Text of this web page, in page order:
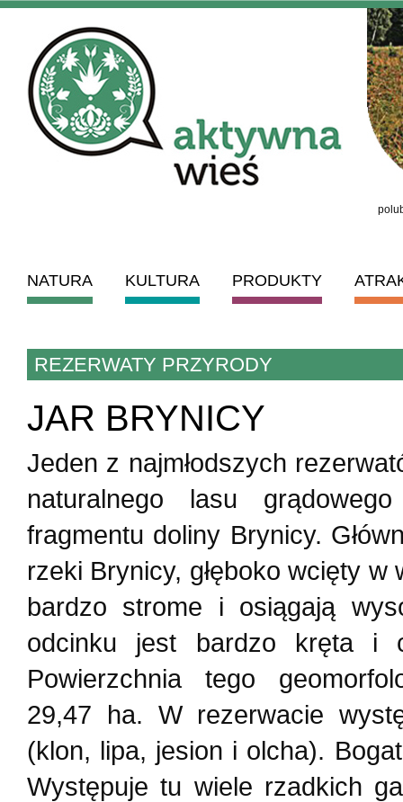
NATURA KULTURA PRODUKTY
REZERWATY PRZYRODY
JAR BRYNICY
Jeden z najmłodszych
naturalnego lasu
fragmentu doliny Brynicy.
rzeki Brynicy, głęboko wcięty
bardzo strome i osiągają
odcinku jest bardzo kręta i
Powierzchnia tego
29,47 ha. W rezerwacie
(klon, lipa, jesion i olcha).
Występuje tu wiele rzadkich